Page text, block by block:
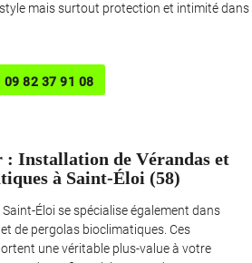
Rejoignez-nous
mais surtout protection et intimité dans
09 82 37 91 08
Installation de Vérandas et
à Saint-Éloi (58)
Éloi se spécialise également dans
de pergolas bioclimatiques. Ces
une véritable plus-value à votre